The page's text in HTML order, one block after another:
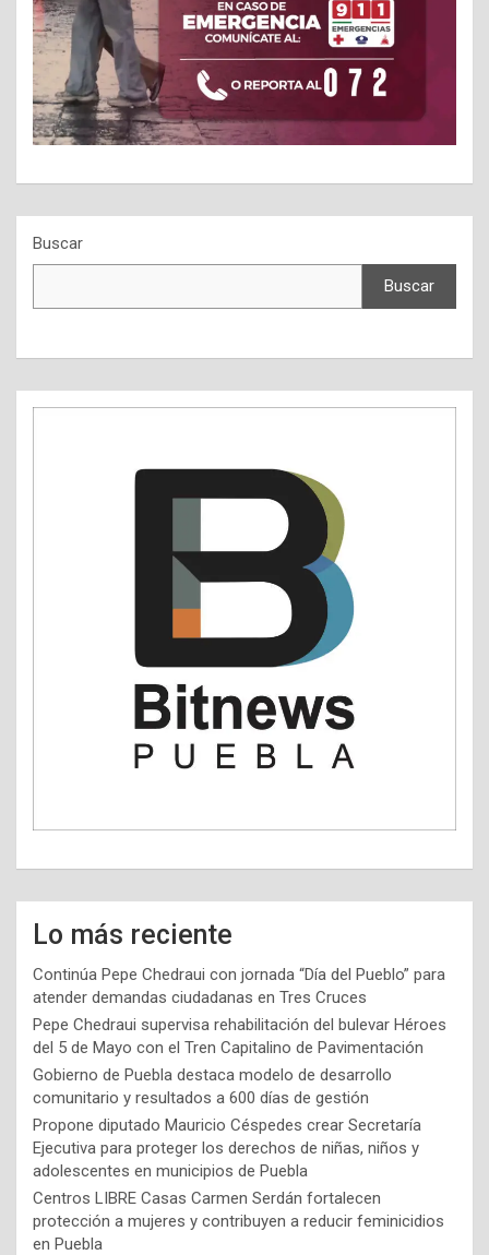
Buscar
Buscar
Lo más reciente
Continúa Pepe Chedraui con jornada “Día del Pueblo” para
atender demandas ciudadanas en Tres Cruces
Pepe Chedraui supervisa rehabilitación del bulevar Héroes
del 5 de Mayo con el Tren Capitalino de Pavimentación
Gobierno de Puebla destaca modelo de desarrollo
comunitario y resultados a 600 días de gestión
Propone diputado Mauricio Céspedes crear Secretaría
Ejecutiva para proteger los derechos de niñas, niños y
adolescentes en municipios de Puebla
Centros LIBRE Casas Carmen Serdán fortalecen
protección a mujeres y contribuyen a reducir feminicidios
en Puebla